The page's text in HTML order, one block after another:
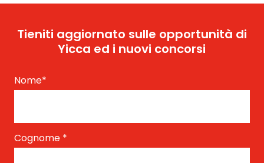
Tieniti aggiornato sulle opportunità di
Yicca ed i nuovi concorsi
Nome*
Cognome *